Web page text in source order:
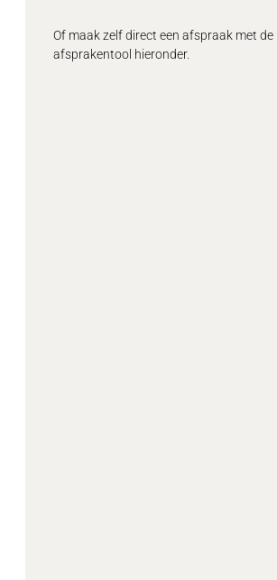
Of maak zelf direct een afspraak met de
afsprakentool hieronder.